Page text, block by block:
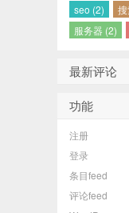
seo (2)
服务器 (2)
最新评论
功能
注册
登录
条目feed
评论feed